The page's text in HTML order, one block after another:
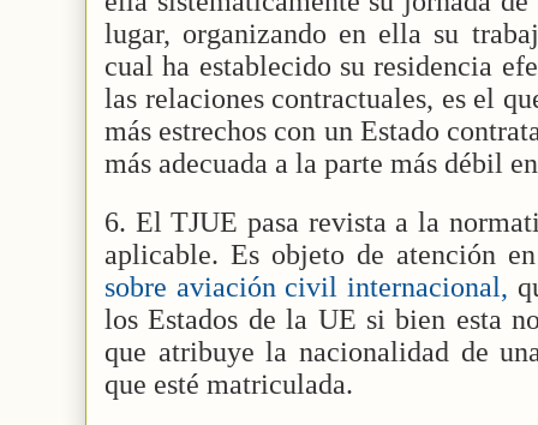
lugar, organizando en ella su
cual ha establecido su residencia
las relaciones contractuales, es el
más estrechos con un Estado
más adecuada a la parte más débil
6. El TJUE pasa revista a la
aplicable. Es objeto de atención
sobre aviación civil internacional,
los Estados de la UE si bien esta
que atribuye la nacionalidad de
que esté matriculada.